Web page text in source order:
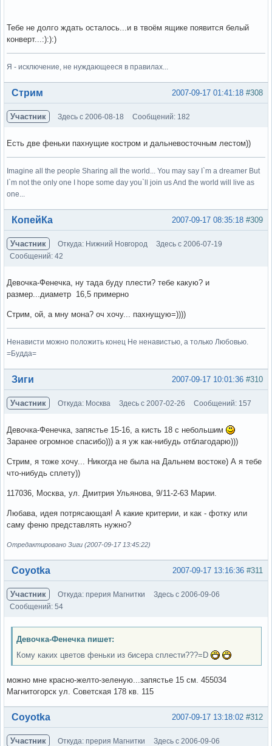
Тебе не долго ждать осталось...и в твоём ящике появится белый
конверт...:):):)
Я - исключение, не нуждающееся в правилах...
Вне форума #308
2007-09-17 01:41:18
Стрим
Участник Здесь с 2006-08-18 Сообщений: 182
Есть две феньки пахнущие костром и дальневосточным лестом))
Imagine all the people Sharing all the world... You may say I`m a dreamer But
I`m not the only one I hope some day you`ll join us And the world will live as
one...
Вне форума #309
2007-09-17 08:35:18
КопейКа
Участник Откуда: Нижний Новгород
Здесь с 2006-07-19
Сообщений: 42
Девочка-Фенечка, ну тада буду плести? тебе какую? и
размер...диаметр 16,5 примерно
Стрим, ой, а мну мона? оч хочу... пахнущую=))))
Ненависти можно положить конец Не ненавистью, а только Любовью.
=Будда=
Вне форума #310
2007-09-17 10:01:36
Зиги
Участник Откуда: Москва Здесь с 2007-02-26 Сообщений: 157
Девочка-Фенечка, запястье 15-16, а кисть 18 с небольшим
Заранее огромное спасибо))) а я уж как-нибудь отблагодарю)))
Стрим, я тоже хочу... Никогда не была на Дальнем востоке) А я тебе
что-нибудь сплету))
117036, Москва, ул. Дмитрия Ульянова, 9/11-2-63 Марии.
Любава, идея потрясающая! А какие критерии, и как - фотку или
саму феню представлять нужно?
Отредактировано Зиги (2007-09-17 13:45:22)
Вне форума #311
2007-09-17 13:16:36
Coyotka
Участник Откуда: прерия Магнитки
Здесь с 2006-09-06
Сообщений: 54
Девочка-Фенечка пишет:
Кому каких цветов феньки из бисера сплести???=D
можно мне красно-желто-зеленую...запястье 15 см. 455034
Магнитогорск ул. Советская 178 кв. 115
Вне форума #312
2007-09-17 13:18:02
Coyotka
Участник Откуда: прерия Магнитки
Здесь с 2006-09-06